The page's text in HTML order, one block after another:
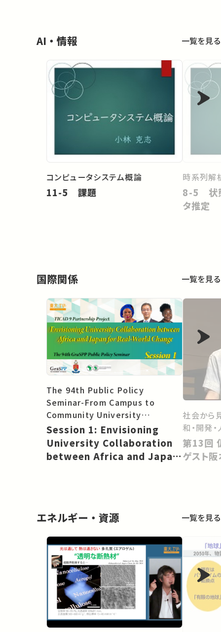
AI・情報 一覧を見る
コンピュータシステム概論
11-5 課題
時系列解
8-5 状
タ推定
国際関係 一覧を見る
The 94th Public Policy
Seminar-From Campus to
Community University
Collaboration between Africa
and Asia for Real-World
Change: TICAD 9 Partnership
Project
Session 1: Envisioning
University Collaboration
between Africa and Japan
社会から
和・開発
第13回 仮想国家から考える －
ゲスト
エネルギー・資源 一覧を見る